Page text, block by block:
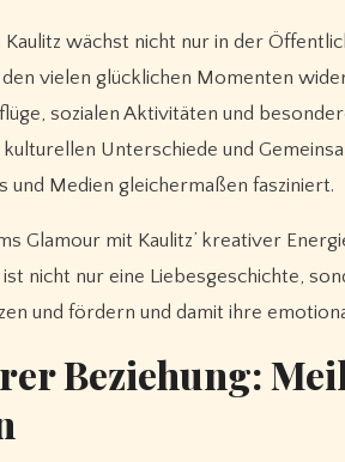
Kaulitz wächst nicht nur in der
vielen glücklichen Momenten
sozialen Aktivitäten und
Unterschiede und
und Medien gleichermaßen fasziniert.
Glamour mit Kaulitz’ kreativer
nicht nur eine Liebesgeschichte,
und fördern und damit ihre
Beziehung: